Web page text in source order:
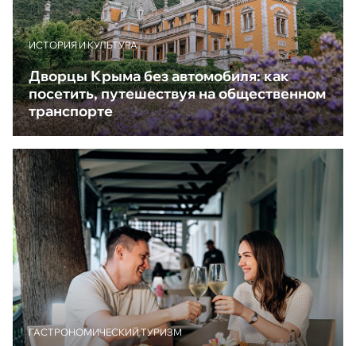
ИСТОРИЯ И КУЛЬТУРА
Дворцы Крыма без автомобиля: как
посетить, путешествуя на общественном
транспорте
ГАСТРОНОМИЧЕСКИЙ ТУРИЗМ